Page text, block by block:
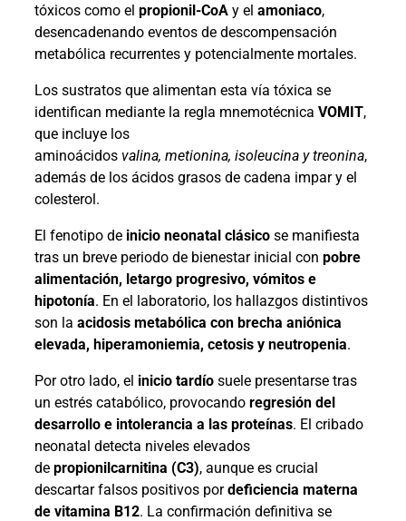
tóxicos como el propionil-CoAy el amoniaco,
desencadenando eventos de descompensación
metabólica recurrentes y potencialmente mortales.
Los sustratos que alimentan esta vía tóxica se
identifican mediante la regla mnemotécnica VOMIT,
que incluye los
aminoácidos valina, metionina, isoleucina y treonina,
además de los ácidos grasos de cadena impar y el
colesterol.
El fenotipo de inicio neonatal clásicose manifiesta
tras un breve periodo de bienestar inicial con pobre
alimentación, letargo progresivo, vómitos e
hipotonía. En el laboratorio, los hallazgos distintivos
son la acidosis metabólica con brecha aniónica
elevada, hiperamoniemia, cetosis y neutropenia.
Por otro lado, el inicio tardíosuele presentarse tras
un estrés catabólico, provocando regresión del
desarrollo e intolerancia a las proteínas. El cribado
neonatal detecta niveles elevados
de propionilcarnitina (C3), aunque es crucial
descartar falsos positivos pordeficiencia materna
de vitamina B12. La confirmación definitiva se